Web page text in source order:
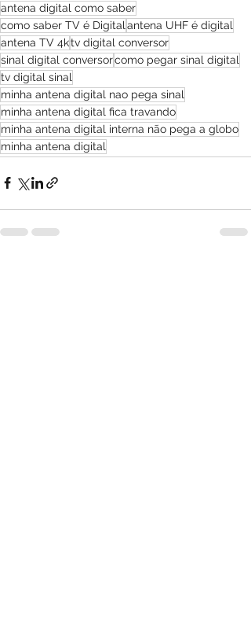
antena digital como saber
como saber TV é Digital antena UHF é digital
antena TV 4ktv digital conversor
sinal digital conversorcomo pegar sinal digital
tv digital sinal
minha antena digital nao pega sinal
minha antena digital fica travando
minha antena digital interna não pega a globo
minha antena digital